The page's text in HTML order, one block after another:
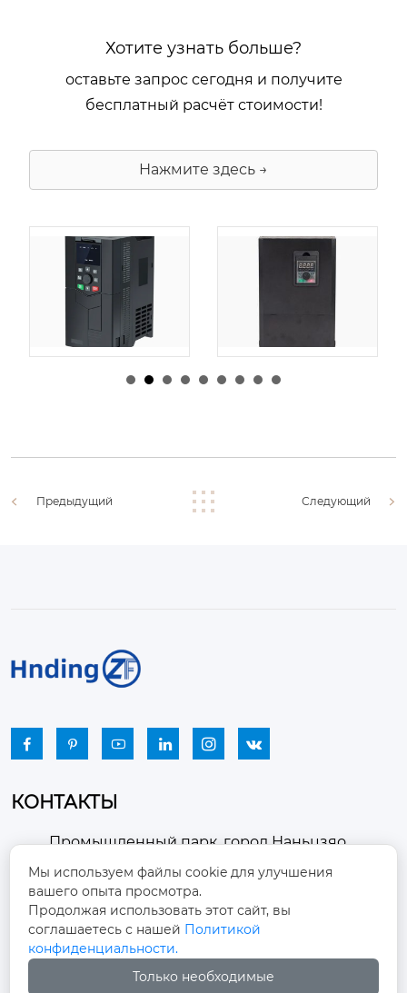
Хотите узнать больше?
оставьте запрос сегодня и получите
бесплатный расчёт стоимости!
Нажмите здесь →
由admin |30 1 月,
由admin |29 1 月,
Предыдущий Следующий
     
КОНТАКТЫ

Промышленный парк, город Наньцзяо,
район Чжоуцунь, город Цзыбо, провинция
Шаньдун
 winston-xu@hengdingfan.com
+86-13806434669
Мы используем файлы cookie для улучшения
вашего опыта просмотра.
Продолжая использовать этот сайт, вы
соглашаетесь с нашей Политикой
конфиденциальности.
Только необходимые